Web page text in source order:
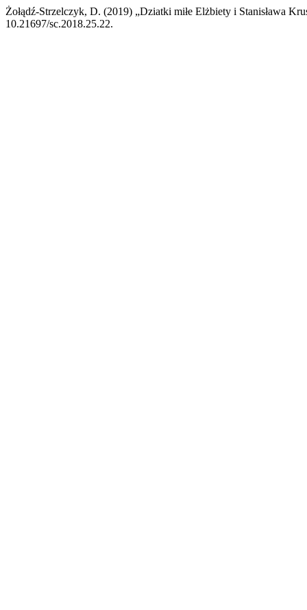
Żołądź-Strzelczyk, D. (2019) „Dziatki miłe Elżbiety i Stanisława
10.21697/sc.2018.25.22.